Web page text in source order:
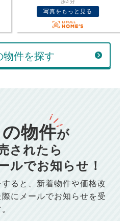
万円
万円
ション計算結果
834
10,005 円
100,050 円
計算する
高い場合、譲渡所得税が発生する
は最寄りの税務署などにご確認く
までも概算であり、手残り金額を
ん。
更登記の費用、引っ越し費用、住
数料等は含まれておりませんの
分
写真をもっと見る
物件を探す
物件が
されたら
ルでお知らせ！
ると、 新着物件や価格改
に メールでお知らせを受